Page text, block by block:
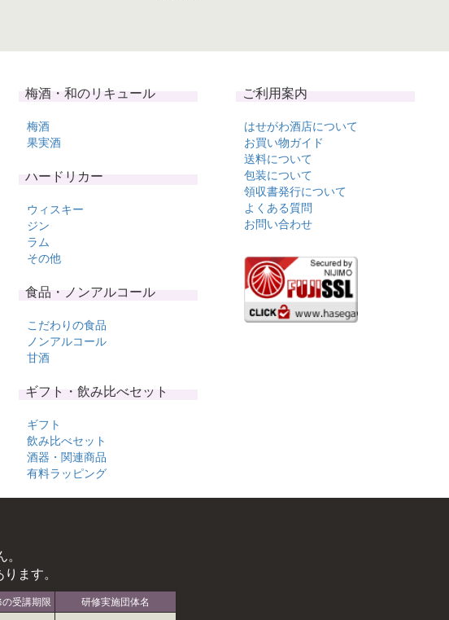
梅酒・和のリキュール
梅酒
果実酒
ハードリカー
ウィスキー
ジン
ラム
その他
食品・ノンアルコール
こだわりの食品
ノンアルコール
甘酒
ギフト・飲み比べセット
ギフト
飲み比べセット
酒器・関連商品
有料ラッピング
ご利用案内
はせがわ酒店について
お買い物ガイド
送料について
包装について
領収書発行について
よくある質問
お問い合わせ
ます。
受講期限 研修実施団体名